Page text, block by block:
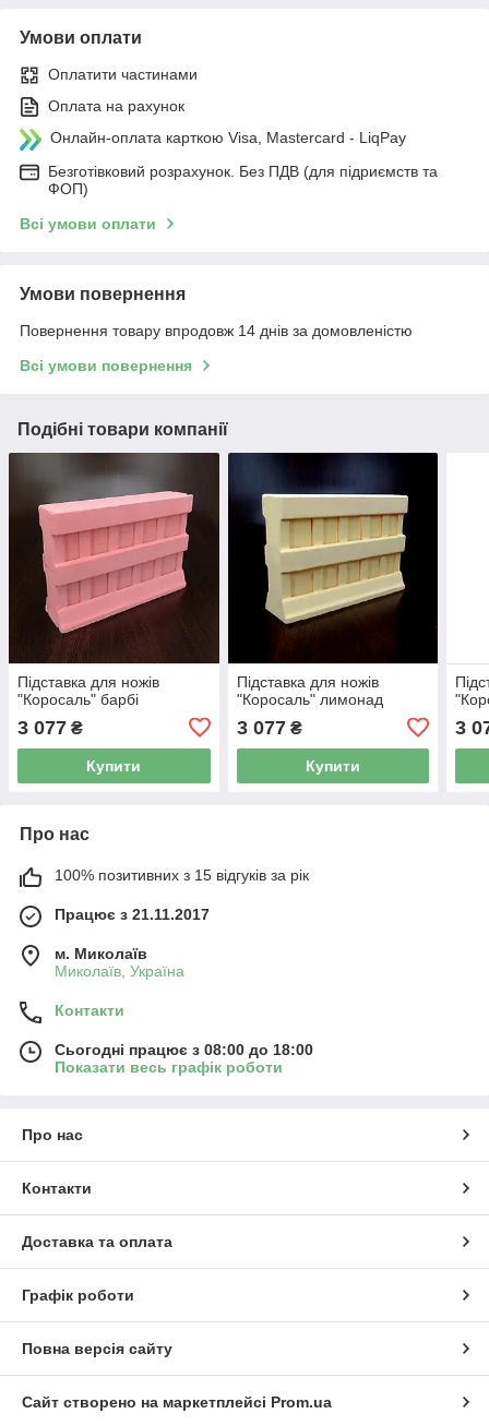
Умови оплати
Оплатити частинами
Оплата на рахунок
Онлайн-оплата карткою Visa, Mastercard - LiqPay
Безготівковий розрахунок. Без ПДВ (для підриємств та
ФОП)
Всі умови оплати
Умови повернення
Повернення товару впродовж 14 днів за домовленістю
Всі умови повернення
Подібні товари компанії
Підставка для ножів
"Коросаль" барбі
3 077 ₴
Купити
Підставка для ножів
"Коросаль" лимонад
3 077₴
Купити
3
Про нас
100% позитивних з 15 відгуків за рік
Працює з 21.11.2017
м. Миколаїв
Миколаїв, Україна
Контакти
Сьогодні працює з 08:00 до 18:00
Показати весь графік роботи
Про нас
Контакти
Доставка та оплата
Графік роботи
Повна версія сайту
Сайт створено на маркетплейсі Prom.ua